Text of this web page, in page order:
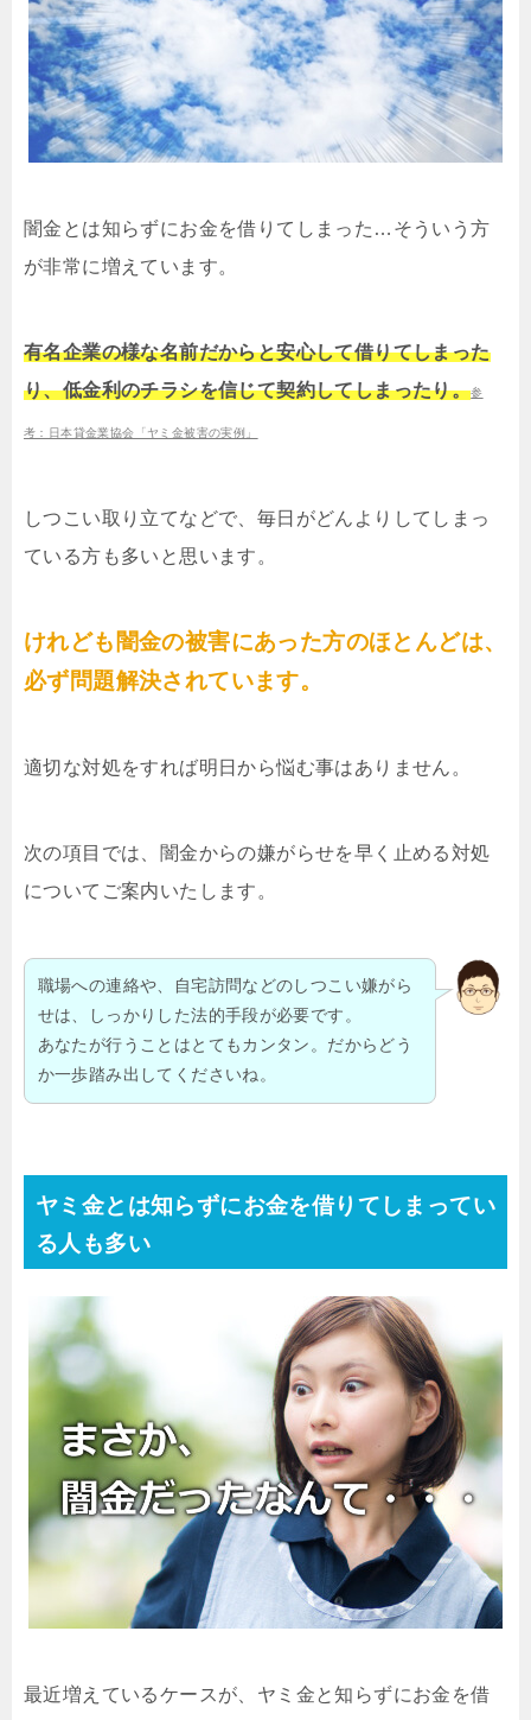
闇金とは知らずにお金を借りてしまった…そういう方
が非常に増えています。
有名企業の様な名前だからと安心して借りてしまった
り、低金利のチラシを信じて契約してしまったり。参
考：日本貸金業協会「ヤミ金被害の実例」
しつこい取り立てなどで、毎日がどんよりしてしまっ
ている方も多いと思います。
けれども闇金の被害にあった方のほとんどは、
必ず問題解決されています。
適切な対処をすれば明日から悩む事はありません。
次の項目では、闇金からの嫌がらせを早く止める対処
についてご案内いたします。
職場への連絡や、自宅訪問などのしつこい嫌がら
せは、しっかりした法的手段が必要です。
あなたが行うことはとてもカンタン。だからどう
か一歩踏み出してくださいね。
ヤミ金とは知らずにお金を借りてしまってい
る人も多い
最近増えているケースが、ヤミ金と知らずにお金を借